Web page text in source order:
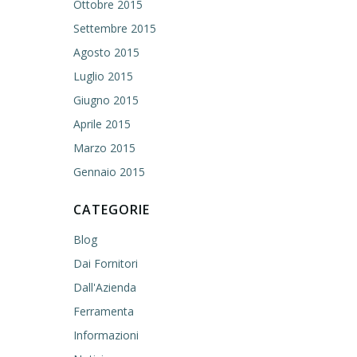
Ottobre 2015
Settembre 2015
Agosto 2015
Luglio 2015
Giugno 2015
Aprile 2015
Marzo 2015
Gennaio 2015
CATEGORIE
Blog
Dai Fornitori
Dall'Azienda
Ferramenta
Informazioni